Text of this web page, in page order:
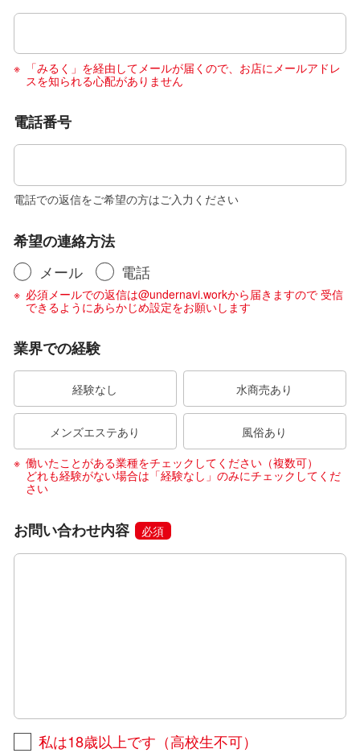
「みるく」を経由してメールが届くので、お店にメールアドレ
スを知られる心配がありません
電話番号
電話での返信をご希望の方はご入力ください
希望の連絡方法
メール
電話
必須メールでの返信は@undernavi.workから届きますので 受信
できるようにあらかじめ設定をお願いします
業界での経験
経験なし 水商売あり
メンズエステあり
風俗あり
働いたことがある業種をチェックしてください（複数可）
どれも経験がない場合は「経験なし」のみにチェックしてくだ
さい
お問い合わせ内容 必須
私は18歳以上です（高校生不可）